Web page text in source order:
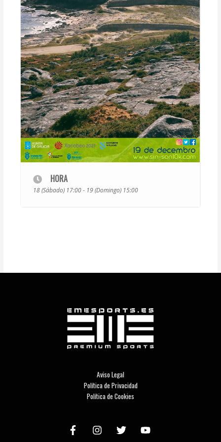
HORA
18 (Sábado) 17:00 - 19 (Domingo) 15:00
Aviso Legal
Política de Privacidad
Política de Cookies